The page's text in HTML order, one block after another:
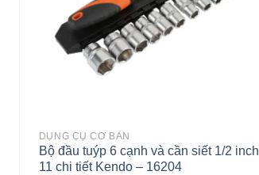
DỤNG CỤ CƠ BẢN
Bộ đầu tuýp 6 cạnh và cần siết 1/2 inch
11 chi tiết Kendo – 16204